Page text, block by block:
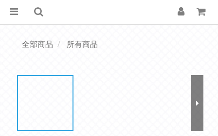
全部商品 所有商品